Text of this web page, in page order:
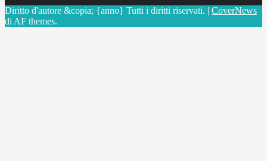
Diritto d'autore &copia; {anno} Tutti i diritti riservati. | CoverNews
di AF themes.